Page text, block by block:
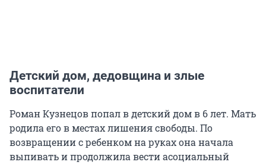
Детский дом, дедовщина и злые
воспитатели
Роман Кузнецов попал в детский дом в 6 лет. Мать
родила его в местах лишения свободы. По
возвращении с ребенком на руках она начала
выпивать и продолжила вести асоциальный